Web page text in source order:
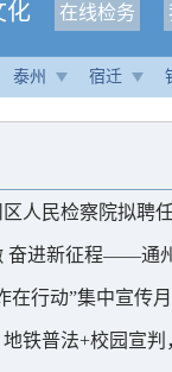
化 在线检务
泰州 宿迁
人民检察院拟聘
奋进新征程——通
动在行动”集中宣传
反诈“心”防线
铁普法+校园宣判